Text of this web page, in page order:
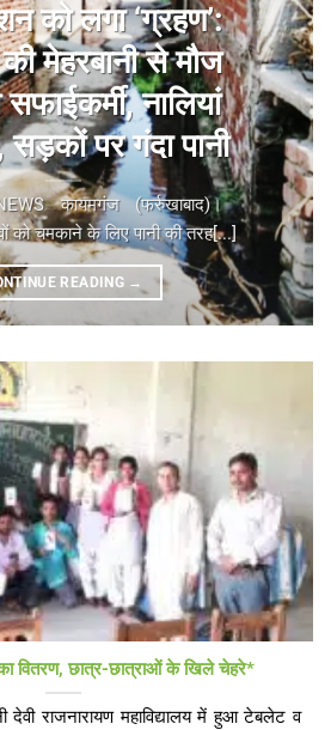
को लगा ‘ग्रहण’:
मेहरबानी से मौज
नालियां
पर गंदा पानी
कायमगंज (फर्रुखाबाद)।
को चमकाने के लिए पानी की तरह[...]
READING →
वितरण, छात्र-छात्राओं के खिले चेहरे*
देवी राजनारायण महाविद्यालय में हुआ टेबलेट व